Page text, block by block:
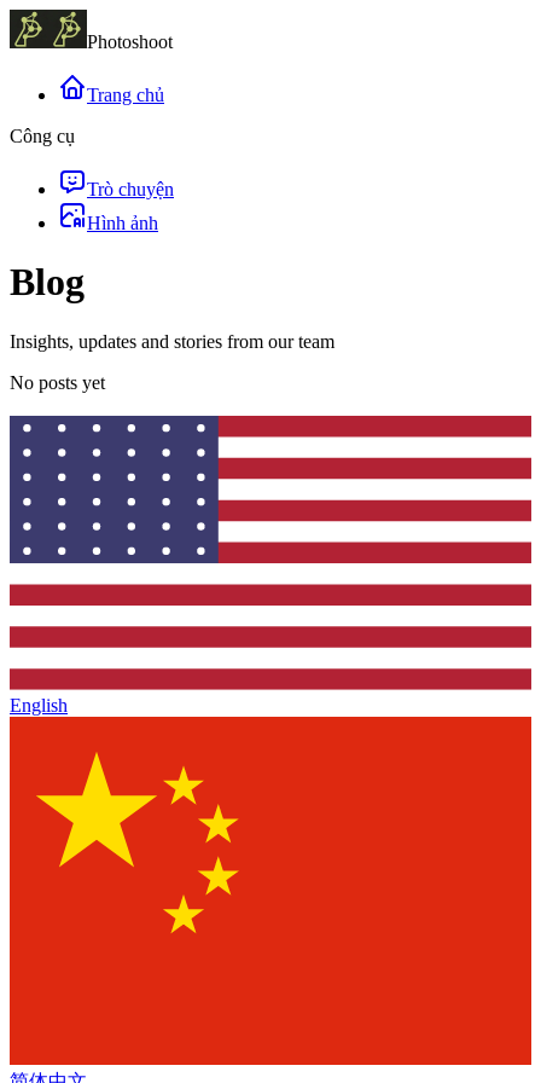
Photoshoot
Trang chủ
Công cụ
Trò chuyện
Hình ảnh
Blog
Insights, updates and stories from our team
No posts yet
English